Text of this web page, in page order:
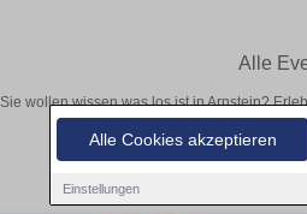
Alle Cookies akzeptieren
Einstellungen
Alle
Sie wollen wissen was los ist in Arnstein?
oder